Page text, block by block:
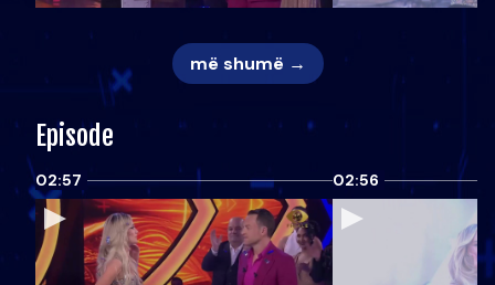
më shumë →
Episode
02:57 02:56